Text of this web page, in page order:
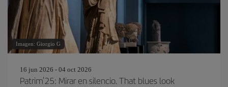
Imagen: Giorgio G
16 jun 2026 - 04 oct 2026
Patrim'25: Mirar en silencio. That blues look